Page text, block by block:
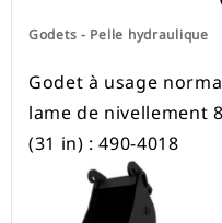
Godets - Pelle hydraulique
Godet à usage
lame de nivellement
(31 in) : 490-4018